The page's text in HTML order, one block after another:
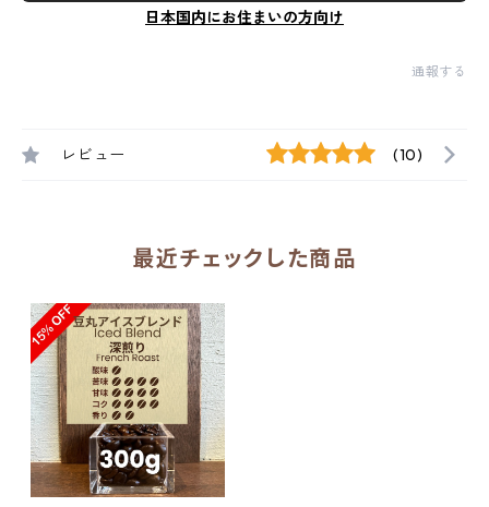
日本国内にお住まいの方向け
通報する
レビュー (10)
最近チェックした商品